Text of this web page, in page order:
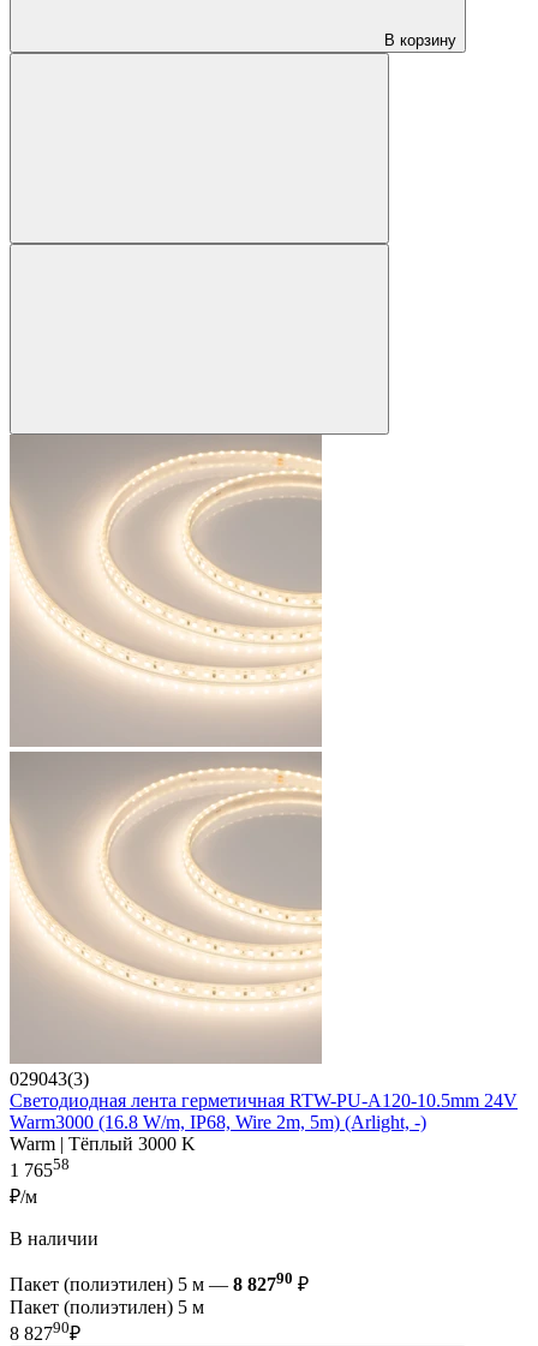
В корзину
029043(3)
Светодиодная лента герметичная RTW-PU-A120-10.5mm 24V
Warm3000 (16.8 W/m, IP68, Wire 2m, 5m) (Arlight, -)
Warm | Тёплый 3000 K
1 76558
₽/м
В наличии
Пакет (полиэтилен) 5 м — 8 82790 ₽
Пакет (полиэтилен) 5 м
8 82790₽